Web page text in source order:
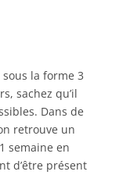
la forme 3
sachez qu’il
Dans de
retrouve un
semaine en
d’être présent